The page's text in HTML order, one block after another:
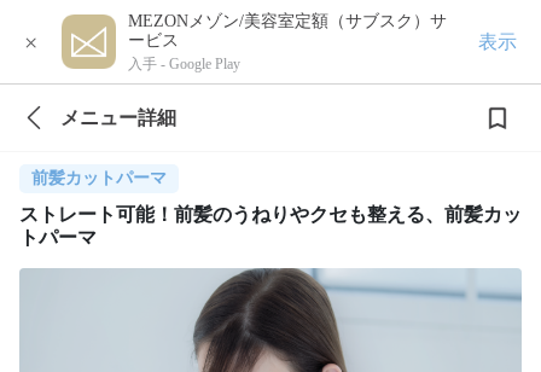
×
MEZONメゾン/美容室定額（サブスク）サ
ービス
入手 - Google Play
表示
メニュー詳細
前髪カットパーマ
ストレート可能！前髪のうねりやクセも整える、前髪カッ
トパーマ